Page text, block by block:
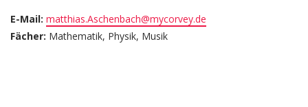
E-Mail: matthias.Aschenbach@mycorvey.de
Fächer: Mathematik, Physik, Musik